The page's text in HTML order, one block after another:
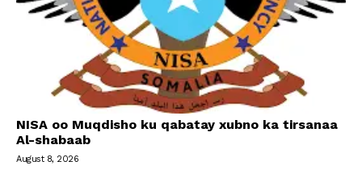
NISA oo Muqdisho ku qabatay xubno ka tirsanaa
Al-shabaab
August 8, 2026